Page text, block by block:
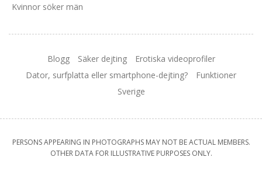
Kvinnor söker män
Blogg Säker dejting
Erotiska videoprofiler
Dator, surfplatta eller smartphone-dejting?
Funktioner
Sverige
PERSONS APPEARING IN PHOTOGRAPHS MAY NOT BE ACTUAL MEMBERS.
OTHER DATA FOR ILLUSTRATIVE PURPOSES ONLY.